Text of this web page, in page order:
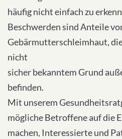
häufig nicht einfach zu
Beschwerden sind Anteile
Gebärmutterschleimhaut,
nicht
sicher bekanntem Grund
befinden.
Mit unserem
mögliche Betroffene auf die
machen, Interessierte und